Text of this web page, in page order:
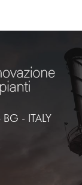
- ITALY